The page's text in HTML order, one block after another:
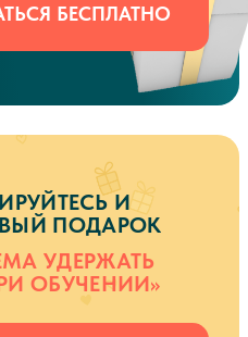
БЕСПЛАТНО
И
ПОДАРОК
УДЕРЖАТЬ
ОБУЧЕНИИ»